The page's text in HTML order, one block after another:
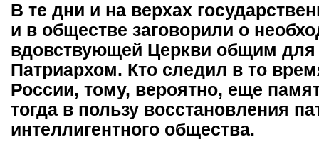
В те дни и на верхах
и в обществе заговорили о
вдовствующей Церкви общим для
Патриархом. Кто следил в то
России, тому, вероятно, еще
тогда в пользу восстановления
интеллигентного общества.